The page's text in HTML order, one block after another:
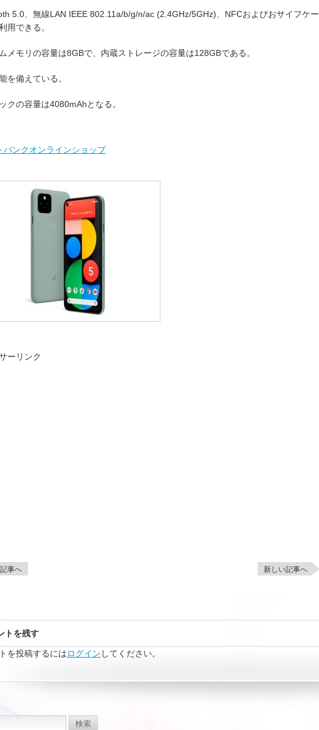
5.0、無線LAN IEEE 802.11a/b/g/n/ac (2.4GHz/5GHz)、NFCおよびおサイフケー
用できる。
メモリの容量は8GBで、内蔵ストレージの容量は128GBである。
を備えている。
クの容量は4080mAhとなる。
バンクオンラインショップ
ーリンク
事へ 新しい記事へ
トを残す
を投稿するにはログイン してください。